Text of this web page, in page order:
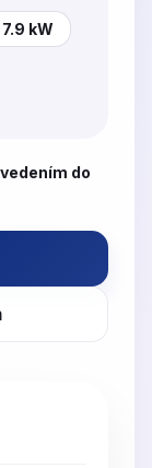
7.9 kW
do